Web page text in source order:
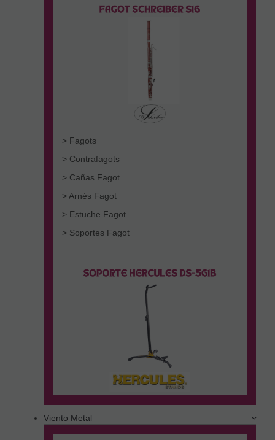
> Fagots
> Contrafagots
> Cañas Fagot
> Arnés Fagot
> Estuche Fagot
> Soportes Fagot
Viento Metal